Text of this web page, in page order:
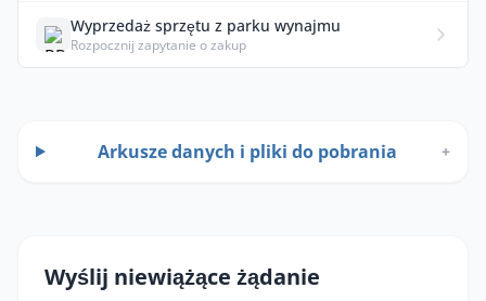
Wyprzedaż sprzętu z parku wynajmu
Rozpocznij zapytanie o zakup
Arkusze danych i pliki do pobrania +
Wyślij niewiążące żądanie